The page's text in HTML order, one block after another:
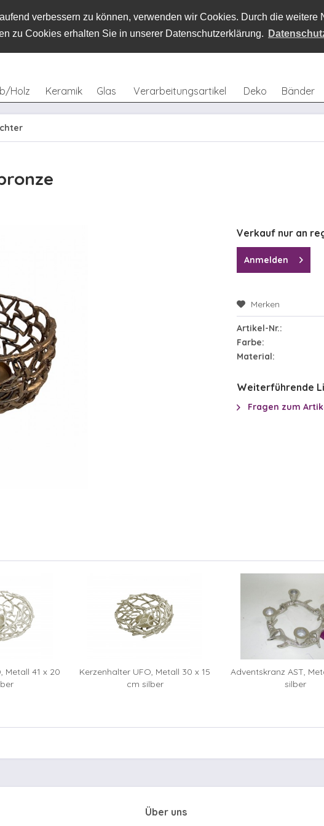
verbessern zu können, verwenden wir Cookies. Durch die weitere
zu Cookies erhalten Sie in unserer Datenschutzerklärung.
Holz Keramik Glas Verarbeitungsartikel Deko Bänder
Verkauf nur an
Anmelden
Merken
Artikel-Nr.:
Farbe:
Material:
Weiterführende
Fragen zum
Metall 41 x 20
Kerzenhalter UFO, Metall 30 x 15
cm silber
Adventskranz AST,
silber
Über uns